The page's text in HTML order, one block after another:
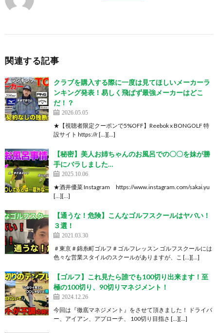
関連する記事
クラブを購入する際に一度は見てほしいメーカーラ
ンキング発表！易しく飛ばず最強メーカーはどこ
だ！？
2026.05.05
★【視聴者限定クーポンで5%OFF】Reebok x BONGOLF 特
設サイト https://r […][…]
【秘密】美人お姉ちゃんのお風呂での〇〇を妹が勝
手にバラしました…
2025.10.06
★酒井優菜 Instagram https://www.instagram.com/sakai.yu
[…][…]
【通うな！危険】こんなゴルフスクールはヤバい！
３選！
2021.03.30
＃東京＃錦糸町ゴルフ＃ゴルフレッスン ゴルフスクールには
色々な営業スタイルのスクールがありますが、こ […][…]
【ゴルフ】これ見たら誰でも100切り出来ます！至
極の100切り、90切りマネジメント！
2024.12.26
今回は『徹底マネジメント』をさせて頂きました！ ドライバ
ー、アイアン、アプローチ、 100切り目指さ […][…]